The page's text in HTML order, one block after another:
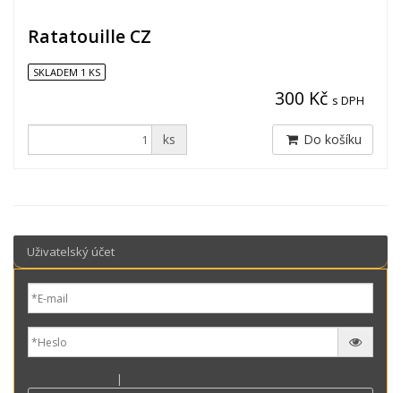
Ratatouille CZ
SKLADEM 1 KS
300 Kč s DPH
ks Do košíku
Uživatelský účet
|